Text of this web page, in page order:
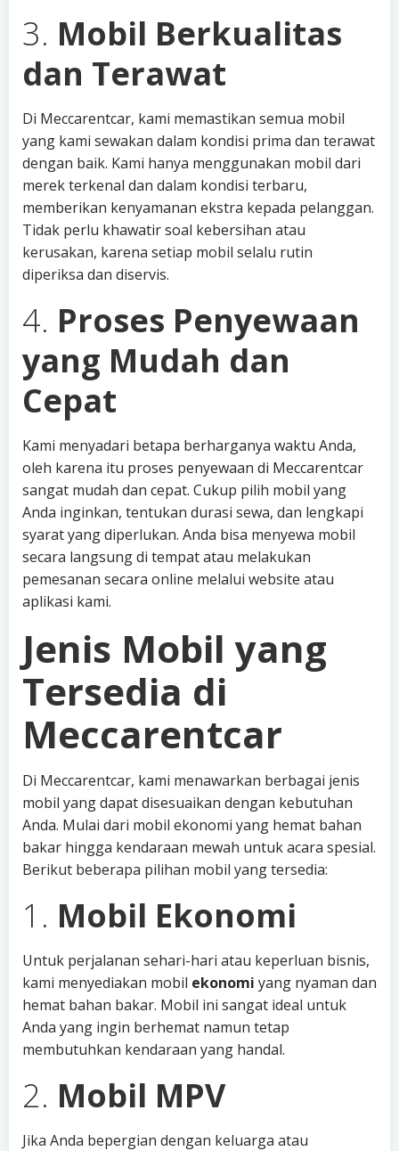
3. Mobil Berkualitas
dan Terawat
Di Meccarentcar, kami memastikan semua mobil
yang kami sewakan dalam kondisi prima dan terawat
dengan baik. Kami hanya menggunakan mobil dari
merek terkenal dan dalam kondisi terbaru,
memberikan kenyamanan ekstra kepada pelanggan.
Tidak perlu khawatir soal kebersihan atau
kerusakan, karena setiap mobil selalu rutin
diperiksa dan diservis.
4. Proses Penyewaan
yang Mudah dan
Cepat
Kami menyadari betapa berharganya waktu Anda,
oleh karena itu proses penyewaan di Meccarentcar
sangat mudah dan cepat. Cukup pilih mobil yang
Anda inginkan, tentukan durasi sewa, dan lengkapi
syarat yang diperlukan. Anda bisa menyewa mobil
secara langsung di tempat atau melakukan
pemesanan secara online melalui website atau
aplikasi kami.
Jenis Mobil yang
Tersedia di
Meccarentcar
Di Meccarentcar, kami menawarkan berbagai jenis
mobil yang dapat disesuaikan dengan kebutuhan
Anda. Mulai dari mobil ekonomi yang hemat bahan
bakar hingga kendaraan mewah untuk acara spesial.
Berikut beberapa pilihan mobil yang tersedia:
1. Mobil Ekonomi
Untuk perjalanan sehari-hari atau keperluan bisnis,
kami menyediakan mobil ekonomi yang nyaman dan
hemat bahan bakar. Mobil ini sangat ideal untuk
Anda yang ingin berhemat namun tetap
membutuhkan kendaraan yang handal.
2. Mobil MPV
Jika Anda bepergian dengan keluarga atau